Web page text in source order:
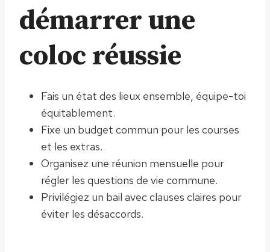
démarrer une
coloc réussie
Fais un état des lieux ensemble, équipe-toi
équitablement.
Fixe un budget commun pour les courses
et les extras.
Organisez une réunion mensuelle pour
régler les questions de vie commune.
Privilégiez un bail avec clauses claires pour
éviter les désaccords.